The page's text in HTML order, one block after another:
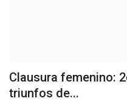
Clausura femenino:
triunfos de...